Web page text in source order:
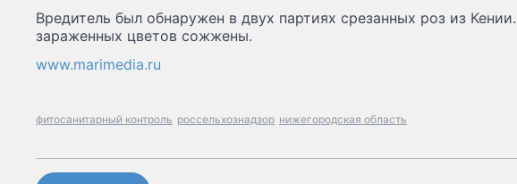
Вредитель был обнаружен в двух партиях срезанных роз из
зараженных цветов сожжены.
www.marimedia.ru
фитосанитарный контроль россельхознадзор нижегородская область